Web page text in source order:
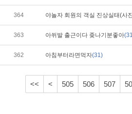
364 야놀자 회원의 객실 진상실태(사
363 아쒸발 출근이다 좆나기분좋아
362 아침부터라면먹자(31)
<< < 505 506 507